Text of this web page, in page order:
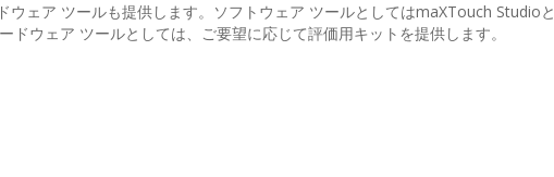
ウェア ツールも提供します。ソフトウェア ツールとしてはmaXTouch Studioと
ウェア ツールとしては、ご要望に応じて評価用キットを提供します。